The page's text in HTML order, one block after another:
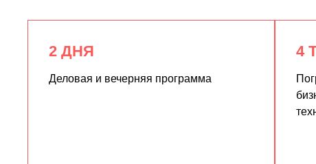
2 ДНЯ
Деловая и вечерняя программа
4